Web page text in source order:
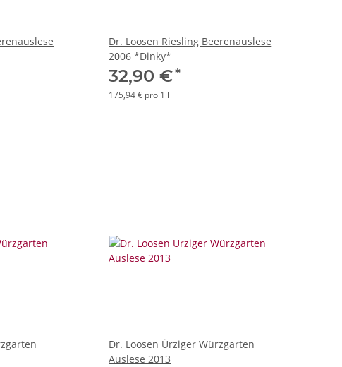
Dr. Loosen Riesling Beerenauslese
2006 *Dinky*
32,90 €*
175,94 € pro 1 l
Dr. Loosen Ürziger Würzgarten
Auslese 2013